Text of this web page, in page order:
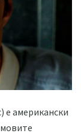
американски